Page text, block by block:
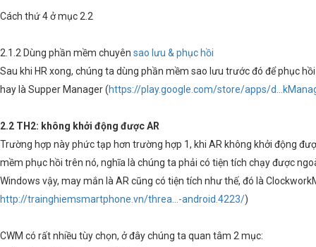
Cách thứ 4 ở mục 2.2
2.1.2 Dùng phần mềm chuyên sao lưu & phục hồi
Sau khi HR xong, chúng ta dùng phần mềm sao lưu trước đó để phục
hay là Supper Manager (https://play.google.com/store/apps/
2.2 TH2: không khởi động được AR
Trường hợp này phức tạp hơn trường hợp 1, khi AR không khởi động
mềm phục hồi trên nó, nghĩa là chúng ta phải có tiện tích chạy được
Windows vậy, may mắn là AR cũng có tiện tích như thế, đó là
http://trainghiemsmartphone.vn/threa...-android.4223/)
CWM có rất nhiều tùy chọn, ở đây chúng ta quan tâm 2 mục: